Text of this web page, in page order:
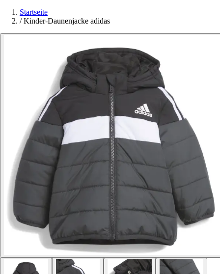
Startseite
/ Kinder-Daunenjacke adidas